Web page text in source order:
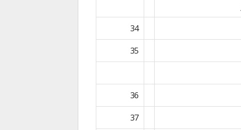
34
35
36
37